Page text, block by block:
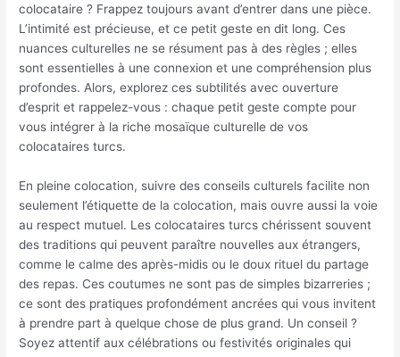
colocataire ? Frappez toujours avant d’entrer dans une pièce.
L’intimité est précieuse, et ce petit geste en dit long. Ces
nuances culturelles ne se résument pas à des règles ; elles
sont essentielles à une connexion et une compréhension plus
profondes. Alors, explorez ces subtilités avec ouverture
d’esprit et rappelez-vous : chaque petit geste compte pour
vous intégrer à la riche mosaïque culturelle de vos
colocataires turcs.
En pleine colocation, suivre des conseils culturels facilite non
seulement l’étiquette de la colocation, mais ouvre aussi la voie
au respect mutuel. Les colocataires turcs chérissent souvent
des traditions qui peuvent paraître nouvelles aux étrangers,
comme le calme des après-midis ou le doux rituel du partage
des repas. Ces coutumes ne sont pas de simples bizarreries ;
ce sont des pratiques profondément ancrées qui vous invitent
à prendre part à quelque chose de plus grand. Un conseil ?
Soyez attentif aux célébrations ou festivités originales qui